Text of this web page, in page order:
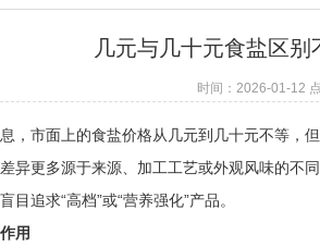
几元与几十元食盐区
时间：2026-01-12
市面上的食盐价格从几元到几十元不等，
异更多源于来源、加工工艺或外观风味的不
目追求“高档”或“营养强化”产品。
用